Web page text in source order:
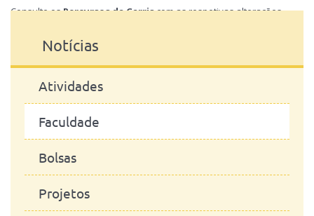
Consulte osPercursos da Carriscom as respetivas alterações
Notícias
Atividades
Faculdade
Bolsas
Projetos